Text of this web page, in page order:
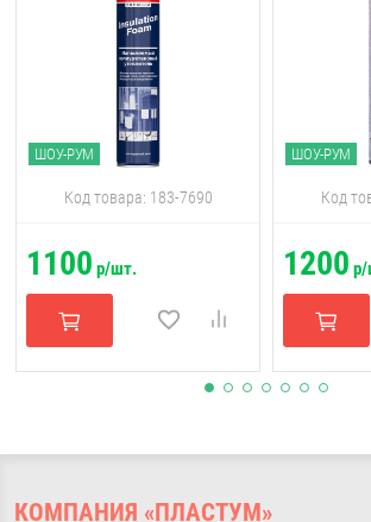
ШОУ-РУМ
Код товара: 183-7690
1100 р/шт.
ШОУ-РУМ
Код
1200
КОМПАНИЯ «ПЛАСТУМ»